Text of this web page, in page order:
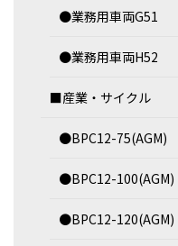
●業務用車両G51
●業務用車両H52
■産業・サイクル
●BPC12-75(AGM)
●BPC12-100(AGM)
●BPC12-120(AGM)